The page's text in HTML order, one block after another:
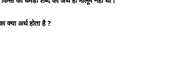
क्या अर्थ होता है ?